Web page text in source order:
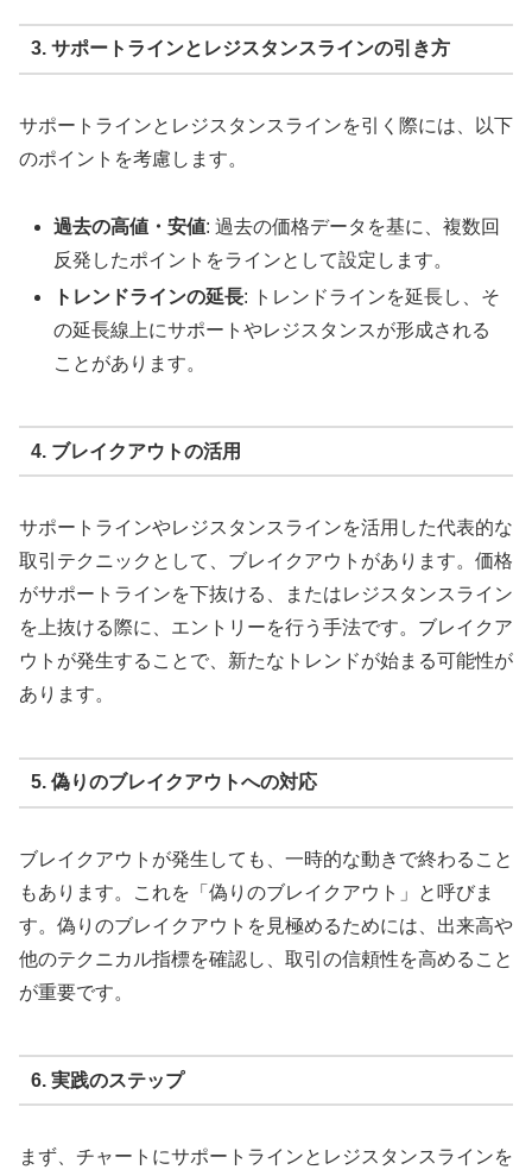
3. サポートラインとレジスタンスラインの引き方
サポートラインとレジスタンスラインを引く際には、以下
のポイントを考慮します。
過去の高値・安値: 過去の価格データを基に、複数回
反発したポイントをラインとして設定します。
トレンドラインの延長: トレンドラインを延長し、そ
の延長線上にサポートやレジスタンスが形成される
ことがあります。
4. ブレイクアウトの活用
サポートラインやレジスタンスラインを活用した代表的な
取引テクニックとして、ブレイクアウトがあります。価格
がサポートラインを下抜ける、またはレジスタンスライン
を上抜ける際に、エントリーを行う手法です。ブレイクア
ウトが発生することで、新たなトレンドが始まる可能性が
あります。
5. 偽りのブレイクアウトへの対応
ブレイクアウトが発生しても、一時的な動きで終わること
もあります。これを「偽りのブレイクアウト」と呼びま
す。偽りのブレイクアウトを見極めるためには、出来高や
他のテクニカル指標を確認し、取引の信頼性を高めること
が重要です。
6. 実践のステップ
まず、チャートにサポートラインとレジスタンスラインを